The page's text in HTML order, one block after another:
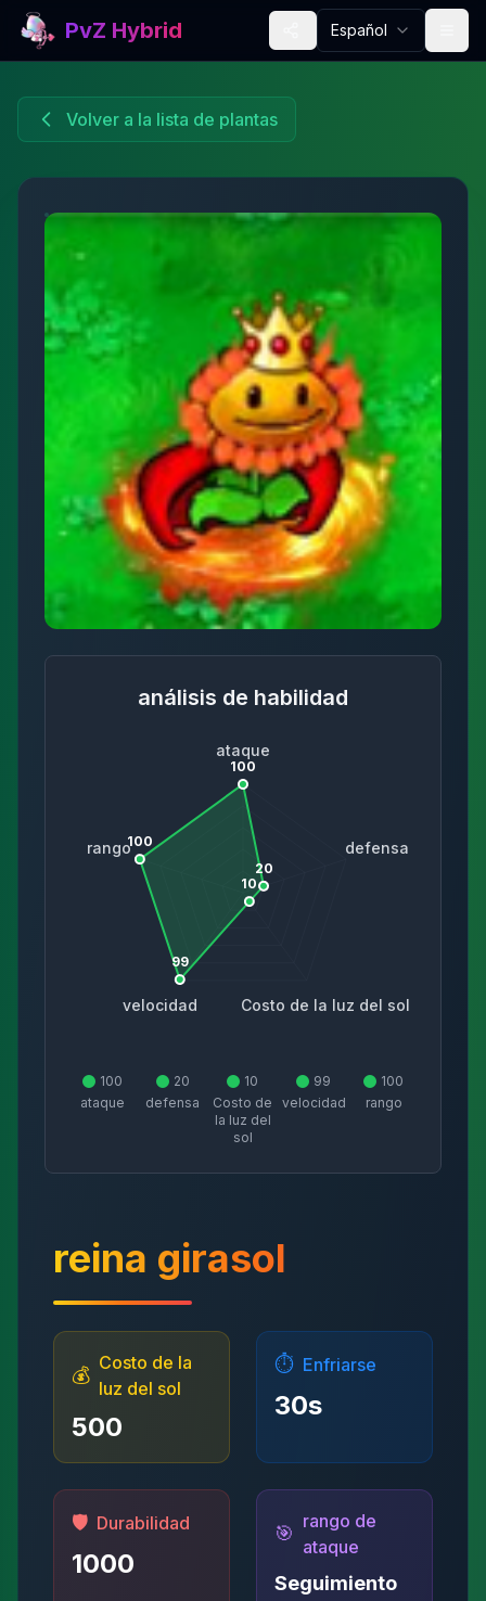
PvZ Hybrid Español
Volver a la lista de plantas
análisis de habilidad
ataque
defensa
Costo de la luz del sol
velocidad
rango
100
20
10
99
100
100
ataque
20
defensa
10
Costo de
la luz del
sol
99
velocidad
100
rango
reina girasol
💰
Costo de la
luz del sol
500
⏱️ Enfriarse
30s
🛡️ Durabilidad
1000
🎯
rango de
ataque
Seguimiento